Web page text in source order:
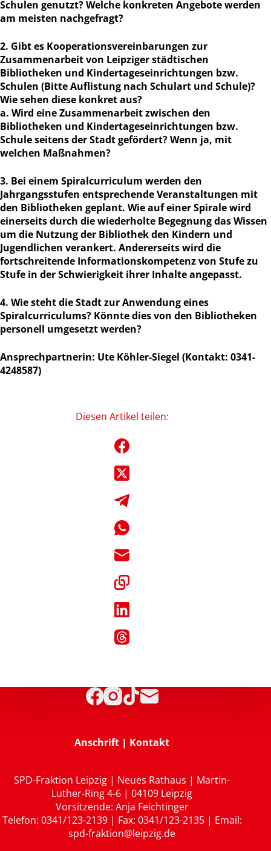
Schulen genutzt? Welche konkreten Angebote werden
am meisten nachgefragt?
2. Gibt es Kooperationsvereinbarungen zur
Zusammenarbeit von Leipziger städtischen
Bibliotheken und Kindertageseinrichtungen bzw.
Schulen (Bitte Auflistung nach Schulart und Schule)?
Wie sehen diese konkret aus?
a. Wird eine Zusammenarbeit zwischen den
Bibliotheken und Kindertageseinrichtungen bzw.
Schule seitens der Stadt gefördert? Wenn ja, mit
welchen Maßnahmen?
3. Bei einem Spiralcurriculum werden den
Jahrgangsstufen entsprechende Veranstaltungen mit
den Bibliotheken geplant. Wie auf einer Spirale wird
einerseits durch die wiederholte Begegnung das Wissen
um die Nutzung der Bibliothek den Kindern und
Jugendlichen verankert. Andererseits wird die
fortschreitende Informationskompetenz von Stufe zu
Stufe in der Schwierigkeit ihrer Inhalte angepasst.
4. Wie steht die Stadt zur Anwendung eines
Spiralcurriculums? Könnte dies von den Bibliotheken
personell umgesetzt werden?
Ansprechpartnerin: Ute Köhler-Siegel (Kontakt: 0341-
4248587)
Diesen Artikel teilen:
Anschrift | Kontakt
SPD-Fraktion Leipzig | Neues Rathaus | Martin-
Luther-Ring 4-6 | 04109 Leipzig
Vorsitzende: Anja Feichtinger
Telefon: 0341/123-2139 | Fax: 0341/123-2135 | Email:
spd-fraktion@leipzig.de